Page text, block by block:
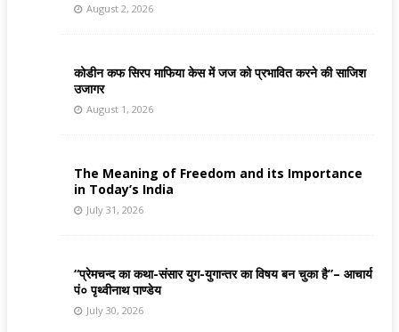
August 2, 2026
कोडीन कफ सिरप माफिया केस में जज को प्रभावित करने की साजिश
उजागर
August 1, 2026
The Meaning of Freedom and its Importance
in Today’s India
July 31, 2026
“प्रेमचन्द का कथा-संसार युग-युगान्तर का विषय बन चुका है”– आचार्य
पं० पृथ्वीनाथ पाण्डेय
July 30, 2026